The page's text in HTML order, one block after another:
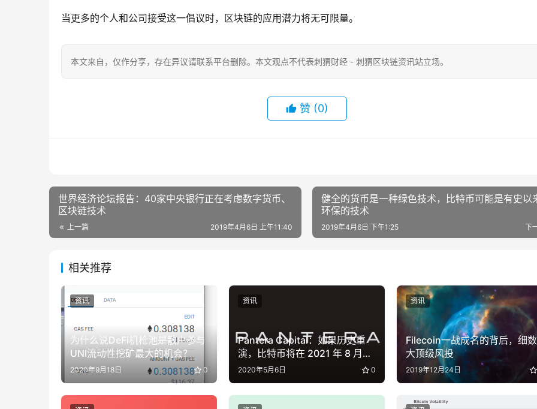
当更多的个人和公司接受这一倡议时，区块链的应用潜力将无可限量。
本文来自 ，仅作分享，存在异议请联系平台删除。本文观点不代表刺猬财经 - 刺猬区块链资讯站立场。
赞 (0)
世界经济论坛报告：40家中央银行正在考虑数字货币、
区块链技术
上一篇 2019年4月6日 上午11:40
健全的货币是一种绿色技术，比特币可能是有史以
环保的技术
下
2019年4月6日 下午1:25
相关推荐
为什么说DeFi机枪池是散户参与
UNI流动性挖矿最大的机会？
2020年9月18日 0
资讯
Pantera Capital：如果历史重
演，比特币将在 2021 年 8 月超
过 53 万美元
2020年5月6日 0
资讯
Filecoin一战成名的背后，细
大顶级风投
2019年12月24日
资讯